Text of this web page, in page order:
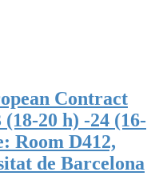
Contract
20 h) -24 (16-
Room D412,
de Barcelona